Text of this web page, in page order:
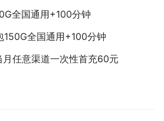
全国通用+100分钟
全国通用+100分钟
任意渠道一次性首充60元